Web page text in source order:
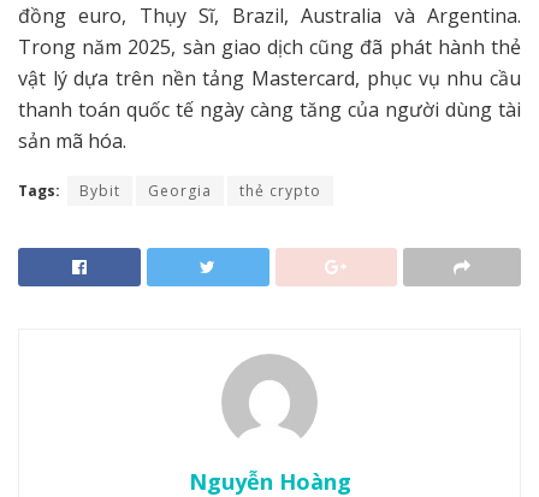
đồng euro, Thụy Sĩ, Brazil, Australia và Argentina.
Trong năm 2025, sàn giao dịch cũng đã phát hành thẻ
vật lý dựa trên nền tảng Mastercard, phục vụ nhu cầu
thanh toán quốc tế ngày càng tăng của người dùng tài
sản mã hóa.
Tags: Bybit Georgia thẻ crypto
Nguyễn Hoàng